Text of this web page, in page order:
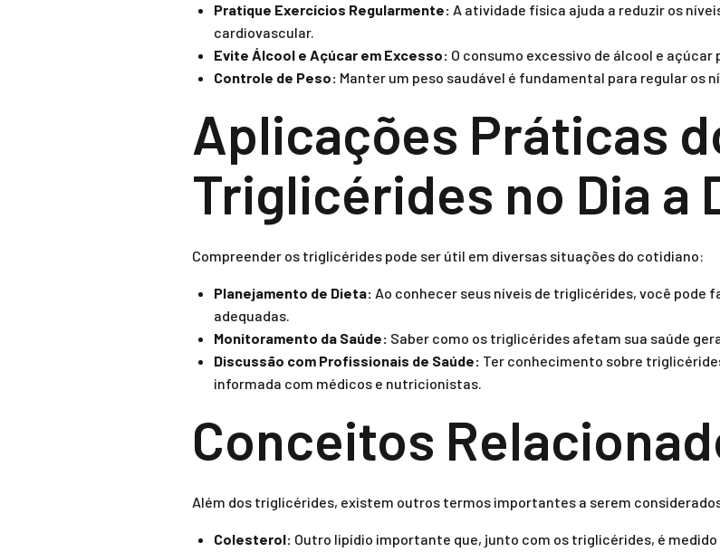
Pratique Exercícios Regularmente: A atividade física ajuda a reduzir os
cardiovascular.
Evite Álcool e Açúcar em Excesso: O consumo excessivo de álcool e
Controle de Peso: Manter um peso saudável é fundamental para regular os
Aplicações Práticas
Triglicérides no Dia a
Compreender os triglicérides pode ser útil em diversas situações do cotidiano:
Planejamento de Dieta: Ao conhecer seus níveis de triglicérides, você pode
adequadas.
Monitoramento da Saúde: Saber como os triglicérides afetam sua saúde
Discussão com Profissionais de Saúde: Ter conhecimento sobre
informada com médicos e nutricionistas.
Conceitos
Além dos triglicérides, existem outros termos importantes a serem
Colesterol: Outro lipídio importante que, junto com os triglicérides, é